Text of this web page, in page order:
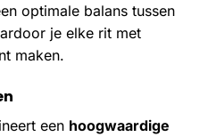
optimale balans tussen
je elke rit met
maken.
een hoogwaardige